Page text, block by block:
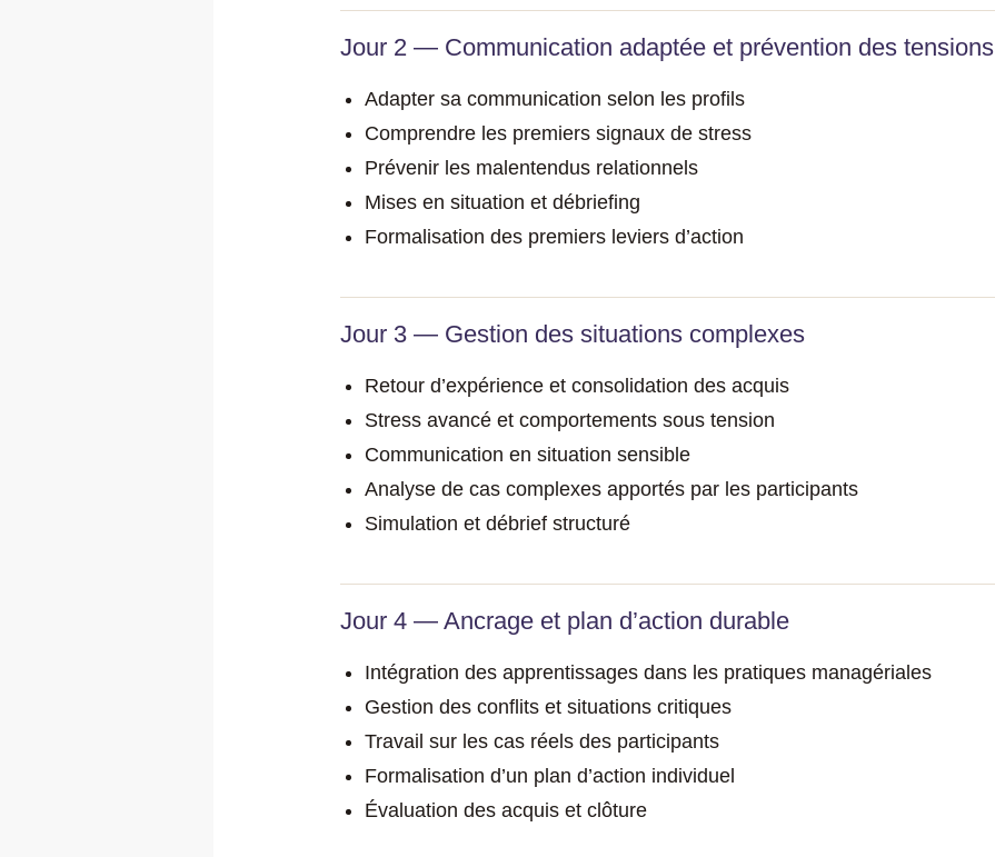
Jour 2 — Communication adaptée et prévention des tensions
Adapter sa communication selon les profils
Comprendre les premiers signaux de stress
Prévenir les malentendus relationnels
Mises en situation et débriefing
Formalisation des premiers leviers d’action
Jour 3 — Gestion des situations complexes
Retour d’expérience et consolidation des acquis
Stress avancé et comportements sous tension
Communication en situation sensible
Analyse de cas complexes apportés par les participants
Simulation et débrief structuré
Jour 4 — Ancrage et plan d’action durable
Intégration des apprentissages dans les pratiques managériales
Gestion des conflits et situations critiques
Travail sur les cas réels des participants
Formalisation d’un plan d’action individuel
Évaluation des acquis et clôture